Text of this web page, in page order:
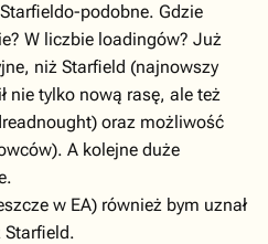
podobne. Gdzie
W liczbie loadingów? Już
niż Starfield (najnowszy
nie tylko nową rasę, ale też
oraz możliwość
A kolejne duże
w EA) również bym uznał
Starfield.